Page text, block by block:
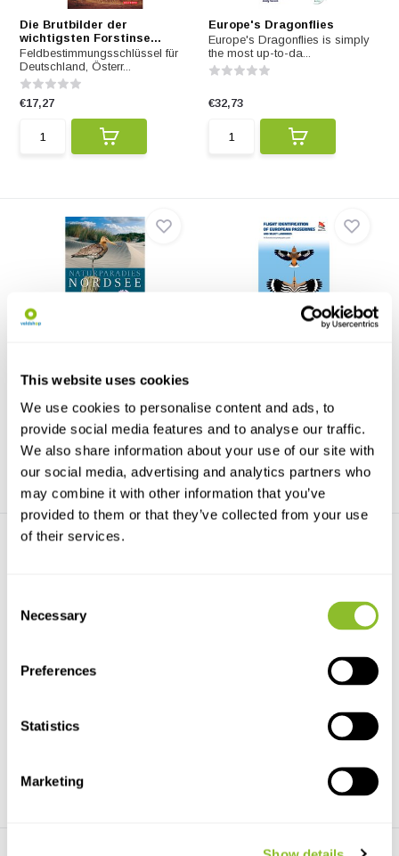
This website uses cookies
We use cookies to personalise content and ads, to
provide social media features and to analyse our traffic.
We also share information about your use of our site with
our social media, advertising and analytics partners who
may combine it with other information that you’ve
provided to them or that they’ve collected from your use
of their services.
Selection
Necessary
Preferences
Statistics
Marketing
Die Brutbilder der
wichtigsten Forstinse...
Feldbestimmungsschlüssel für
Deutschland, Österr...
€17,27
Europe's Dragonflies
Europe's Dragonflies is simply
the most up-to-da...
€32,73
Die Pilze Deutschlands -
€34,95
Die Meeresschnecken und -
Die Meeresschnecken und -